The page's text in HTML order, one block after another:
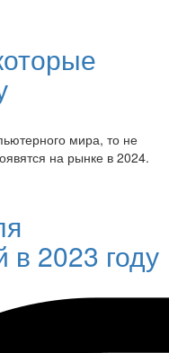
мира, то не
на рынке в 2024.
в 2023 году